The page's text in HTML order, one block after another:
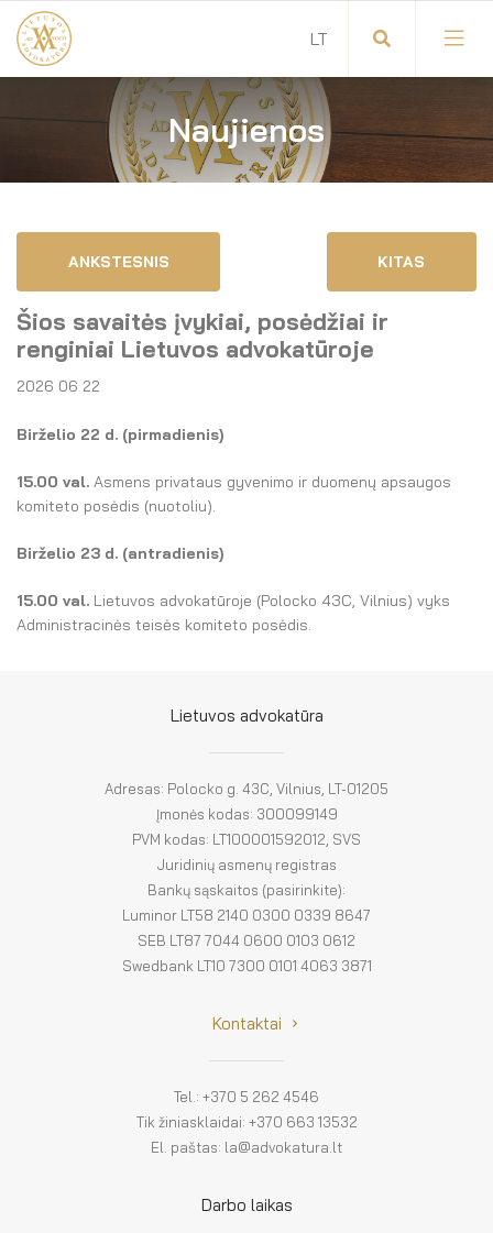
Visuotinis advokatų susirinkimas
Advokatų tarybos pirmininkas
Advokatų taryba
Komitetai
Garbės teismas
Administracija
Savitarna
Savivaldos teisės aktai
Dokumentų atmintinė
Gynėjas
El. parduotuvė
LT
Naujienos
ANKSTESNIS KITAS
Šios savaitės įvykiai, posėdžiai ir
renginiai Lietuvos advokatūroje
2026 06 22
Birželio 22 d. (pirmadienis)
15.00 val. Asmens privataus gyvenimo ir duomenų apsaugos
komiteto posėdis (nuotoliu).
Birželio 23 d. (antradienis)
15.00 val. Lietuvos advokatūroje (Polocko 43C, Vilnius) vyks
Administracinės teisės komiteto posėdis.
Lietuvos advokatūra
Adresas: Polocko g. 43C, Vilnius, LT-01205
Įmonės kodas: 300099149
PVM kodas: LT100001592012, SVS
Juridinių asmenų registras
Bankų sąskaitos (pasirinkite):
Luminor LT58 2140 0300 0339 8647
SEB LT87 7044 0600 0103 0612
Swedbank LT10 7300 0101 4063 3871
Kontaktai
Tel.: +370 5 262 4546
Tik žiniasklaidai: +370 663 13532
El. paštas: la@advokatura.lt
Darbo laikas